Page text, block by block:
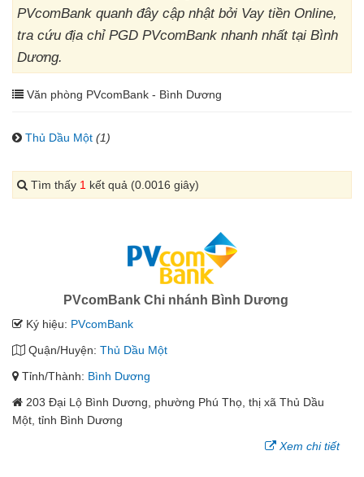
PVcomBank quanh đây cập nhật bởi Vay tiền Online,
tra cứu địa chỉ PGD PVcomBank nhanh nhất tại Bình
Dương.
Văn phòng PVcomBank - Bình Dương
Thủ Dầu Một (1)
Tìm thấy 1 kết quả (0.0016 giây)
PVcomBank Chi nhánh Bình Dương
Ký hiệu: PVcomBank
Quận/Huyện: Thủ Dầu Một
Tỉnh/Thành: Bình Dương
203 Đại Lộ Bình Dương, phường Phú Thọ, thị xã Thủ Dầu
Một, tỉnh Bình Dương
Xem chi tiết